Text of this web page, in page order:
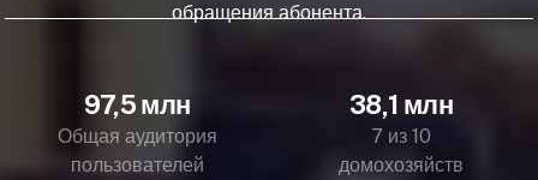
обращения абонента.
97,5 млн
Общая аудитория
пользователей
38,1 млн
7 из 10
домохозяйств